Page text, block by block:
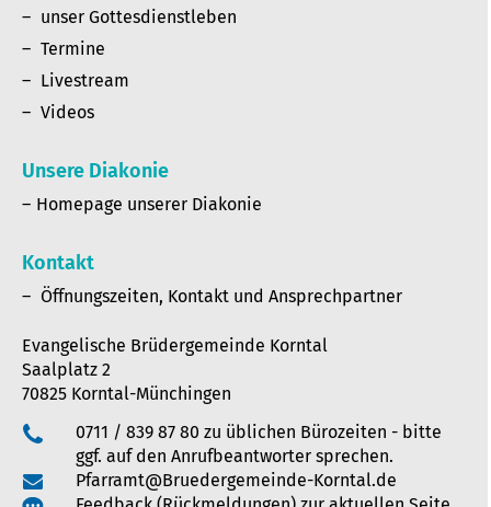
unser Gottesdienstleben
Termine
Livestream
Videos
Unsere Diakonie
Homepage unserer Diakonie
Kontakt
Öffnungszeiten, Kontakt und Ansprechpartner
Evangelische Brüdergemeinde Korntal
Saalplatz 2
70825 Korntal-Münchingen
0711 / 839 87 80 zu üblichen Bürozeiten - bitte
ggf. auf den Anrufbeantworter sprechen.
Pfarramt@Bruedergemeinde-Korntal.de